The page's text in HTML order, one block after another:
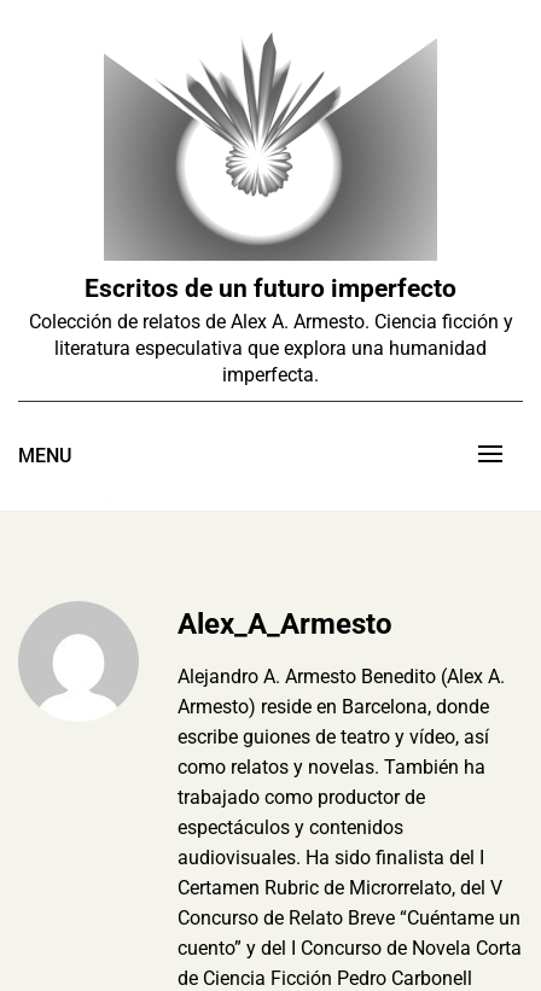
Escritos de un futuro imperfecto
Colección de relatos de Alex A. Armesto. Ciencia ficción y
literatura especulativa que explora una humanidad
imperfecta.
MENU
Alex_A_Armesto
Alejandro A. Armesto Benedito (Alex A.
Armesto) reside en Barcelona, donde
escribe guiones de teatro y vídeo, así
como relatos y novelas. También ha
trabajado como productor de
espectáculos y contenidos
audiovisuales. Ha sido finalista del I
Certamen Rubric de Microrrelato, del V
Concurso de Relato Breve “Cuéntame un
cuento” y del I Concurso de Novela Corta
de Ciencia Ficción Pedro Carbonell